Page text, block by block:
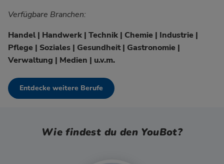
Verfügbare Branchen:
Handel | Handwerk | Technik | Chemie | Industrie |
Pflege | Soziales | Gesundheit | Gastronomie |
Verwaltung | Medien | u.v.m.
Entdecke weitere Berufe
Wie findest du den YouBot?